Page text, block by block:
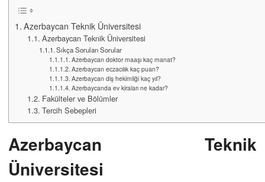
Azerbaycan Teknik Üniversitesi
Azerbaycan Teknik Üniversitesi
Sıkça Sorulan Sorular
Azerbaycan doktor maaşı kaç manat?
Azerbaycan eczacılık kaç puan?
Azerbaycan diş hekimliği kaç yıl?
Azerbaycanda ev kiraları ne kadar?
Fakülteler ve Bölümler
Tercih Sebepleri
Azerbaycan Teknik
Üniversitesi